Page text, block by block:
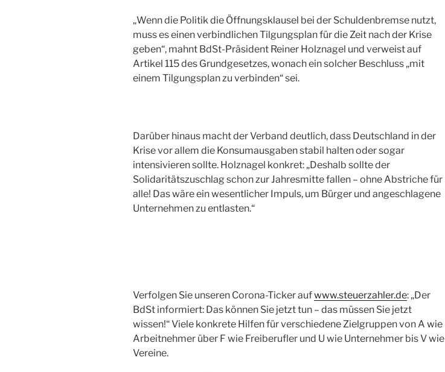
„Wenn die Politik die Öffnungsklausel bei der Schuldenbremse nutzt,
muss es einen verbindlichen Tilgungsplan für die Zeit nach der Krise
geben“, mahnt BdSt-Präsident Reiner Holznagel und verweist auf
Artikel 115 des Grundgesetzes, wonach ein solcher Beschluss „mit
einem Tilgungsplan zu verbinden“ sei.
Darüber hinaus macht der Verband deutlich, dass Deutschland in der
Krise vor allem die Konsumausgaben stabil halten oder sogar
intensivieren sollte. Holznagel konkret: „Deshalb sollte der
Solidaritätszuschlag schon zur Jahresmitte fallen – ohne Abstriche für
alle! Das wäre ein wesentlicher Impuls, um Bürger und angeschlagene
Unternehmen zu entlasten.“
Verfolgen Sie unseren Corona-Ticker aufwww.steuerzahler.de: „Der
BdSt informiert: Das können Sie jetzt tun – das müssen Sie jetzt
wissen!“ Viele konkrete Hilfen für verschiedene Zielgruppen von A wie
Arbeitnehmer über F wie Freiberufler und U wie Unternehmer bis V wie
Vereine.